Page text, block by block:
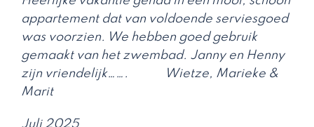
appartement dat van voldoende serviesgoed
was voorzien. We hebben goed gebruik
gemaakt van het zwembad. Janny en Henny
zijn vriendelijk……. Wietze, Marieke &
Marit
Juli 2025